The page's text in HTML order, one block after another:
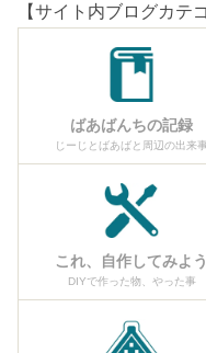
【サイト内ブログカテ
ばあばんちの記録
じーじとばあばと周辺の出来
これ、自作してみよう
DIYで作った物、やった事